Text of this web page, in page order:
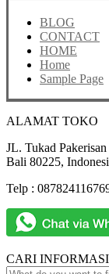
BLOG
CONTACT
HOME
Home
Sample Page
ALAMAT TOKO
JL. Tukad
Bali 80225,
Telp :
CARI INFORMASI